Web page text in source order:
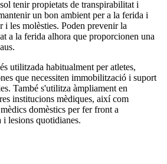
tenir propietats de transpirabilitat i
un bon ambient per a la ferida i
i les molèsties. Poden prevenir la
a la ferida alhora que proporcionen una
utilitzada habitualment per atletes,
que necessiten immobilització i suport
També s'utilitza àmpliament en
institucions mèdiques, així com
domèstics per fer front a
i lesions quotidianes.